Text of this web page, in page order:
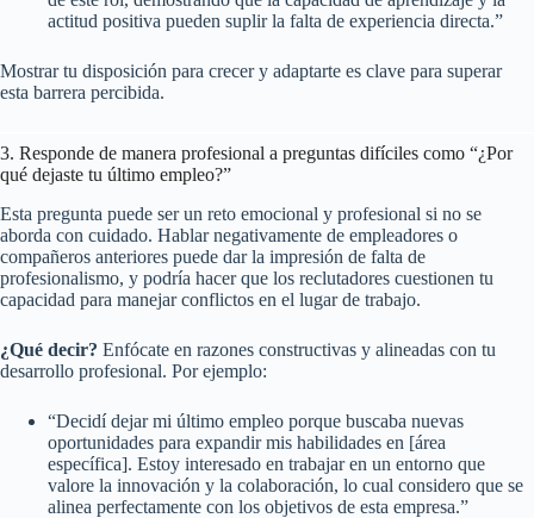
actitud positiva pueden suplir la falta de experiencia directa.”
Mostrar tu disposición para crecer y adaptarte es clave para superar
esta barrera percibida.
3. Responde de manera profesional a preguntas difíciles como “¿Por
qué dejaste tu último empleo?”
Esta pregunta puede ser un reto emocional y profesional si no se
aborda con cuidado. Hablar negativamente de empleadores o
compañeros anteriores puede dar la impresión de falta de
profesionalismo, y podría hacer que los reclutadores cuestionen tu
capacidad para manejar conflictos en el lugar de trabajo.
¿Qué decir? Enfócate en razones constructivas y alineadas con tu
desarrollo profesional. Por ejemplo:
“Decidí dejar mi último empleo porque buscaba nuevas
oportunidades para expandir mis habilidades en [área
específica]. Estoy interesado en trabajar en un entorno que
valore la innovación y la colaboración, lo cual considero que se
alinea perfectamente con los objetivos de esta empresa.”